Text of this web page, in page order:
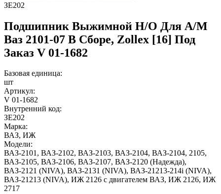
ЗЕ202
Подшипник Выжимной Н/О Для А/М
Ваз 2101-07 В Сборе, Zollex [16] Под
Заказ V 01-1682
Базовая единица:
шт
Артикул:
V 01-1682
Внутренний код:
ЗЕ202
Марка:
ВАЗ, ИЖ
Модели:
ВАЗ-2101, ВАЗ-2102, ВАЗ-2103, ВАЗ-2104, ВАЗ-2104, 2105,
ВАЗ-2105, ВАЗ-2106, ВАЗ-2107, ВАЗ-2120 (Надежда),
ВАЗ-2121 (NIVA), ВАЗ-2131 (NIVA), ВАЗ-21213-214i (NIVA),
ВАЗ-21213 (NIVA), ИЖ 2126 с двигателем ВАЗ, ИЖ 2126, ИЖ
2717